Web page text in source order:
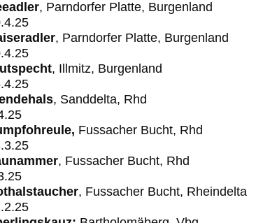
, Parndorfer Platte, Burgenland
, Parndorfer Platte, Burgenland
, Illmitz, Burgenland
, Sanddelta, Rhd
Fussacher Bucht, Rhd
, Fussacher Bucht, Rhd
, Fussacher Bucht, Rheindelta